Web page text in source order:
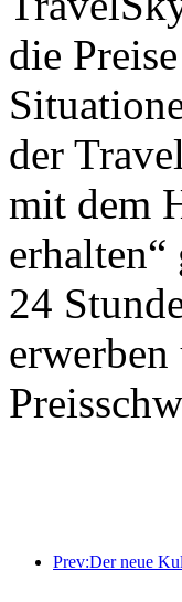
die
der
mit dem
24